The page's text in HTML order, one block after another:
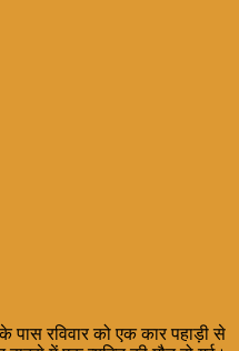
पास रविवार को एक कार पहाड़ी से